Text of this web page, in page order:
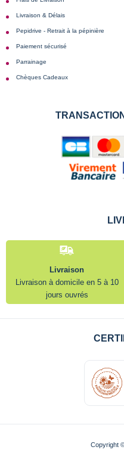
Livraison & Délais
Pepidrive - Retrait à la pépinière
Paiement sécurisé
Parrainage
Chèques Cadeaux
Livraison
Livraison à domicile en 5 à 10
jours ouvrés
Copyright